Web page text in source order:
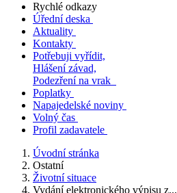
Rychlé odkazy
Úřední deska
Aktuality
Kontakty
Potřebuji vyřídit,
Hlášení závad,
Podezření na vrak
Poplatky
Napajedelské noviny
Volný čas
Profil zadavatele
Úvodní stránka
Ostatní
Životní situace
Vydání elektronického výpisu z...